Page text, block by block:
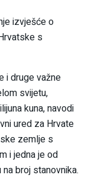
izvješće o
s
i druge važne
svijetu,
kuna, navodi
ured za Hrvate
zemlje s
i jedna je od
broj stanovnika.